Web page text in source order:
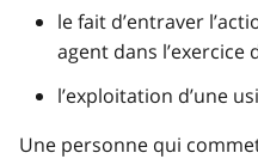
le fait d’entraver
agent dans l’exercice
l’exploitation d’une
Une personne qui